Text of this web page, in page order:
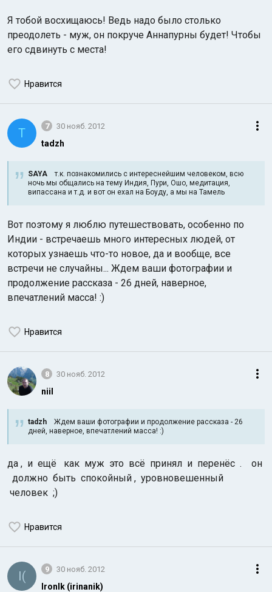
Я тобой восхищаюсь! Ведь надо было столько
преодолеть - муж, он покруче Аннапурны будет! Чтобы
его сдвинуть с места!
Нравится
T 7 30 нояб. 2012
tadzh
SAYA т.к. познакомились с интереснейшим человеком, всю
ночь мы общались на тему Индия, Пури, Ошо, медитация,
випассана и т.д. и вот он ехал на Боуду, а мы на Тамель
Вот поэтому я люблю путешествовать, особенно по
Индии - встречаешь много интересных людей, от
которых узнаешь что-то новое, да и вообще, все
встречи не случайны... Ждем ваши фотографии и
продолжение рассказа - 26 дней, наверное,
впечатлений масса! :)
Нравится
8 30 нояб. 2012
niil
tadzh Ждем ваши фотографии и продолжение рассказа - 26
дней, наверное, впечатлений масса! :)
да , и ещё как муж это всё принял и перенёс . он
должно быть спокойный , уровновешенный
человек ;)
Нравится
I( 9 30 нояб. 2012
IronIk (irinanik)